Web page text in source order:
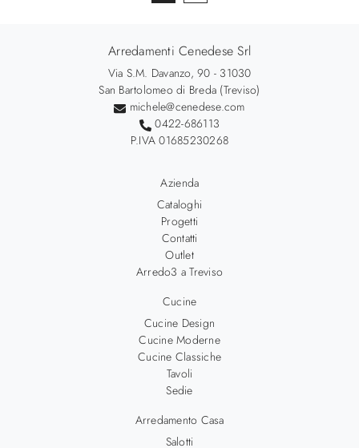
Arredamenti Cenedese Srl
Via S.M. Davanzo, 90 - 31030
San Bartolomeo di Breda (Treviso)
michele@cenedese.com
0422-686113
P.IVA 01685230268
Azienda
Cataloghi
Progetti
Contatti
Outlet
Arredo3 a Treviso
Cucine
Cucine Design
Cucine Moderne
Cucine Classiche
Tavoli
Sedie
Arredamento Casa
Salotti